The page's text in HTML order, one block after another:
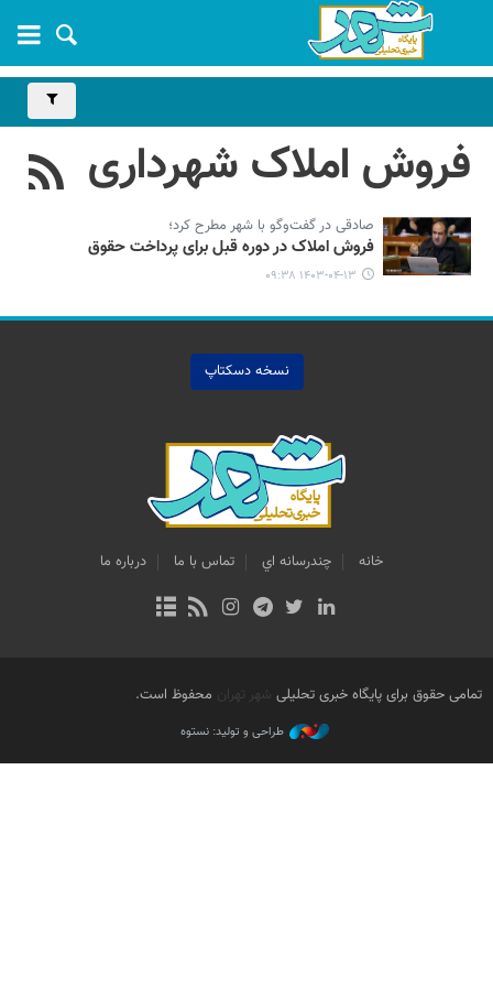
فروش املاک شهرداری
صادقی در گفت‌وگو با شهر مطرح کرد؛
فروش املاک در دوره قبل برای پرداخت حقوق
۱۴۰۳-۰۴-۱۳ ۰۹:۳۸
نسخه دسکتاپ
خانه چندرسانه اي تماس با ما درباره ما
تمامی حقوق برای پایگاه خبری تحلیلی شهر تهران محفوظ است.
طراحی و تولید: نستوه